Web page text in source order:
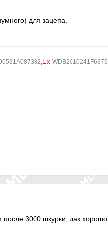
для зацепа.
Ex-
3000 шкурки, лак